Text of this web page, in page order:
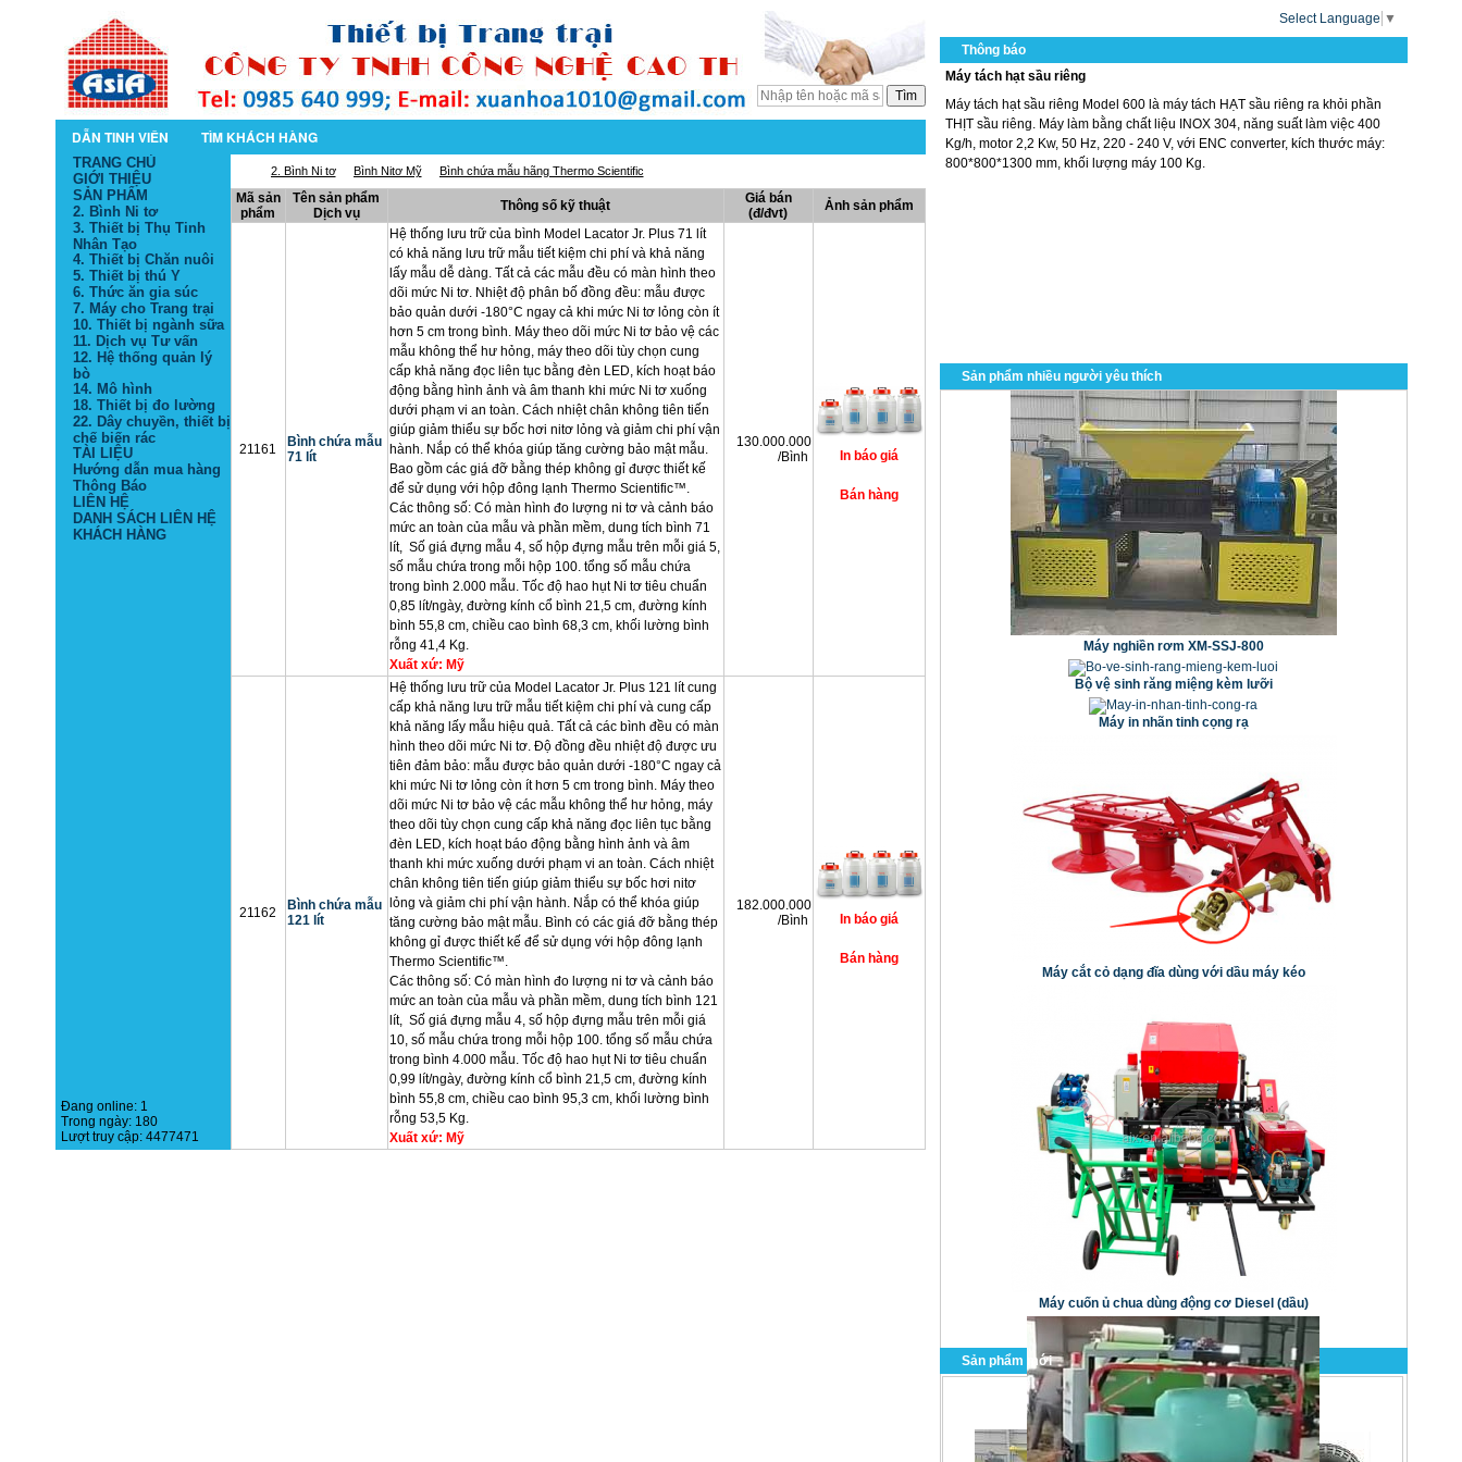
DẪN TINH VIÊN TÌM KHÁCH HÀNG
2. Bình Ni tơ Bình Nitơ Mỹ Bình chứa mẫu hãng Thermo Scientific
Mã sản
phẩm
Tên sản phẩm
Dịch vụ
Thông số kỹ thuật
Giá bán
(đ/đvt)
Ảnh sản phẩm
21161
Bình chứa mẫu
71 lít
Hệ thống lưu trữ của bình Model Lacator Jr. Plus 71 lít
có khả năng lưu trữ mẫu tiết kiệm chi phí và khả năng
lấy mẫu dễ dàng. Tất cả các mẫu đều có màn hình theo
dõi mức Ni tơ. Nhiệt độ phân bố đồng đều: mẫu được
bảo quản dưới -180°C ngay cả khi mức Ni tơ lỏng còn ít
hơn 5 cm trong bình. Máy theo dõi mức Ni tơ bảo vệ các
mẫu không thể hư hỏng, máy theo dõi tùy chọn cung
cấp khả năng đọc liên tục bằng đèn LED, kích hoạt báo
động bằng hình ảnh và âm thanh khi mức Ni tơ xuống
dưới phạm vi an toàn. Cách nhiệt chân không tiên tiến
giúp giảm thiểu sự bốc hơi nitơ lỏng và giảm chi phí vận
hành. Nắp có thể khóa giúp tăng cường bảo mật mẫu.
Bao gồm các giá đỡ bằng thép không gỉ được thiết kế
để sử dụng với hộp đông lạnh Thermo Scientific™.
Các thông số: Có màn hình đo lượng ni tơ và cảnh báo
mức an toàn của mẫu và phần mềm, dung tích bình 71
lít, Số giá đựng mẫu 4, số hộp đựng mẫu trên mỗi giá 5,
số mẫu chứa trong mỗi hộp 100. tổng số mẫu chứa
trong bình 2.000 mẫu. Tốc độ hao hụt Ni tơ tiêu chuẩn
0,85 lít/ngày, đường kính cổ bình 21,5 cm, đường kính
bình 55,8 cm, chiều cao bình 68,3 cm, khối lường bình
rỗng 41,4 Kg.
Xuất xứ: Mỹ
130.000.000
/Bình
21162
Bình chứa mẫu
121 lít
Hệ thống lưu trữ của Model Lacator Jr. Plus 121 lít cung
cấp khả năng lưu trữ mẫu tiết kiệm chi phí và cung cấp
khả năng lấy mẫu hiệu quả. Tất cả các bình đều có màn
hình theo dõi mức Ni tơ. Độ đồng đều nhiệt độ được ưu
tiên đảm bảo: mẫu được bảo quản dưới -180°C ngay cả
khi mức Ni tơ lỏng còn ít hơn 5 cm trong bình. Máy theo
dõi mức Ni tơ bảo vệ các mẫu không thể hư hỏng, máy
theo dõi tùy chọn cung cấp khả năng đọc liên tục bằng
đèn LED, kích hoạt báo động bằng hình ảnh và âm
thanh khi mức xuống dưới phạm vi an toàn. Cách nhiệt
chân không tiên tiến giúp giảm thiểu sự bốc hơi nitơ
lỏng và giảm chi phí vận hành. Nắp có thể khóa giúp
tăng cường bảo mật mẫu. Bình có các giá đỡ bằng thép
không gỉ được thiết kế để sử dụng với hộp đông lạnh
Thermo Scientific™.
Các thông số: Có màn hình đo lượng ni tơ và cảnh báo
mức an toàn của mẫu và phần mềm, dung tích bình 121
lít, Số giá đựng mẫu 4, số hộp đựng mẫu trên mỗi giá
10, số mẫu chứa trong mỗi hộp 100. tổng số mẫu chứa
trong bình 4.000 mẫu. Tốc độ hao hụt Ni tơ tiêu chuẩn
0,99 lít/ngày, đường kính cổ bình 21,5 cm, đường kính
bình 55,8 cm, chiều cao bình 95,3 cm, khối lường bình
rỗng 53,5 Kg.
Xuất xứ: Mỹ
182.000.000
/Bình
TRANG CHỦ
GIỚI THIỆU
SẢN PHẨM
2. Bình Ni tơ
3. Thiết bị Thụ Tinh
Nhân Tạo
4. Thiết bị Chăn nuôi
5. Thiết bị thú Y
6. Thức ăn gia súc
7. Máy cho Trang trại
10. Thiết bị ngành sữa
11. Dịch vụ Tư vấn
12. Hệ thống quản lý
bò
14. Mô hình
18. Thiết bị đo lường
22. Dây chuyền, thiết bị
chế biến rác
TÀI LIỆU
Hướng dẫn mua hàng
Thông Báo
LIÊN HỆ
DANH SÁCH LIÊN HỆ
KHÁCH HÀNG
Đang online: 1
Trong ngày: 180
Lượt truy cập: 4477471
Select Language ▼
Thông báo
Máy tách hạt sầu riêng
Máy tách hạt sầu riêng Model 600 là máy tách HẠT sầu riêng ra khỏi phần
THỊT sầu riêng. Máy làm bằng chất liệu INOX 304, năng suất làm việc 400
Kg/h, motor 2,2 Kw, 50 Hz, 220 - 240 V, với ENC converter, kích thước máy:
800*800*1300 mm, khối lượng máy 100 Kg.
Sản phẩm nhiều người yêu thích
Máy nghiền rơm XM-SSJ-800
Bộ vệ sinh răng miệng kèm lưỡi
Máy in nhãn tinh cọng rạ
Máy cắt cỏ dạng đĩa dùng với dầu máy kéo
Máy cuốn ủ chua dùng động cơ Diesel (dầu)
Sản phẩm mới